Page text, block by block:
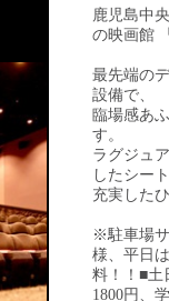
鹿児島中
の映画館
最先端の
設備で、
臨場感あ
す。
ラグジュ
したシー
充実した
※駐車場
様、平日
料！！ ■土
1800円、